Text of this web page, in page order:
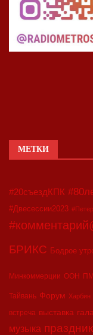
МЕТКИ
#20съездКПК
#Двесессии2023
БРИКС Бодрое
Минкоммерции ООН
Тайвань Форум Харбин
встреча выставка
музыка